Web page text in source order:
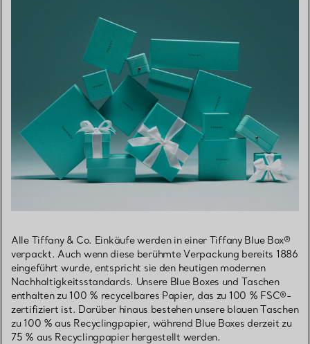
Alle Tiffany & Co. Einkäufe werden in einer Tiffany Blue Box®
verpackt. Auch wenn diese berühmte Verpackung bereits 1886
eingeführt wurde, entspricht sie den heutigen modernen
Nachhaltigkeitsstandards. Unsere Blue Boxes und Taschen
enthalten zu 100 % recycelbares Papier, das zu 100 % FSC®-
zertifiziert ist. Darüber hinaus bestehen unsere blauen Taschen
zu 100 % aus Recyclingpapier, während Blue Boxes derzeit zu
75 % aus Recyclingpapier hergestellt werden.